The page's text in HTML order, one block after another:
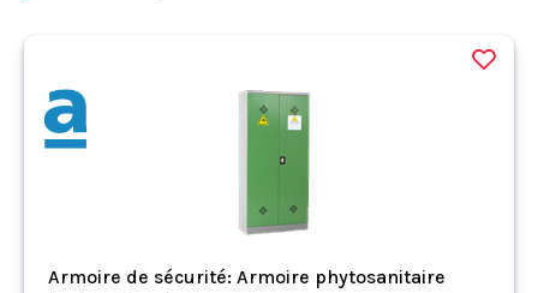
Armoire de sécurité: Armoire phytosanitaire